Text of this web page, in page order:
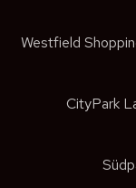
Westfield
CityPark